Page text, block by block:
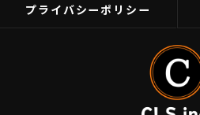
プライバシーポリシー